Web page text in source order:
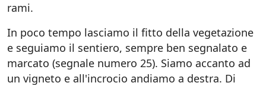
rami.
In poco tempo lasciamo il fitto della vegetazione
e seguiamo il sentiero, sempre ben segnalato e
marcato (segnale numero 25). Siamo accanto ad
un vigneto e all'incrocio andiamo a destra. Di